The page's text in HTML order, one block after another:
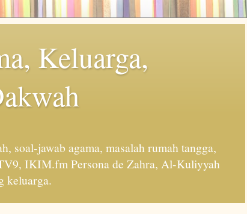
Keluarga,
soal-jawab agama, masalah rumah tangga,
IKIM.fm Persona de Zahra, Al-Kuliyyah
keluarga.